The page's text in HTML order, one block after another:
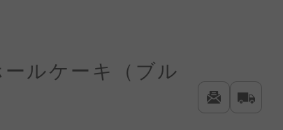
ルケーキ（ブル